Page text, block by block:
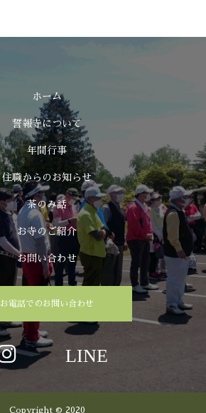
ホーム
誓報寺について
年間行事
住職からのお知らせ
茶のみ話
お寺のご紹介
お問い合わせ
お電話でのお問い合わせ
Copyright © 2020